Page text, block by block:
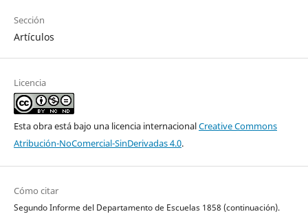
Sección
Artículos
Licencia
Esta obra está bajo una licencia internacionalCreative Commons
Atribución-NoComercial-SinDerivadas 4.0.
Cómo citar
Segundo Informe del Departamento de Escuelas 1858 (continuación).